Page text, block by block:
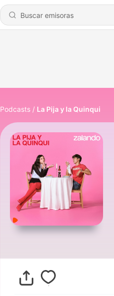
Podcasts La Pija y la Quinqui